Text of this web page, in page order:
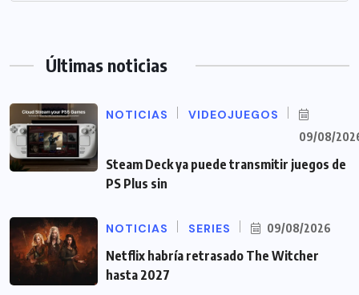
Últimas noticias
NOTICIAS VIDEOJUEGOS
09/08/
Steam Deck ya puede transmitir juegos de
PS Plus sin
NOTICIAS SERIES 09/08/2026
Netflix habría retrasado The Witcher
hasta 2027